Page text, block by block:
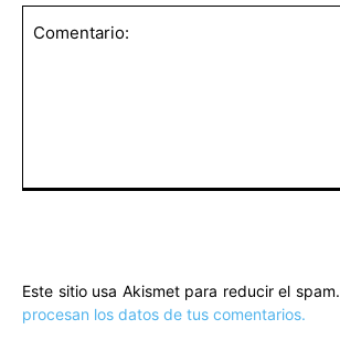
Este sitio usa Akismet para reducir el spam.
procesan los datos de tus comentarios.